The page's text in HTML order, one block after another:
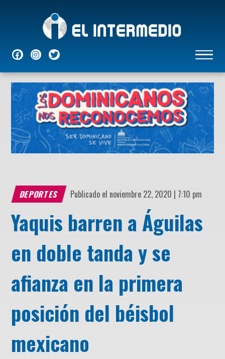
NACIONALES INTERNACIONALESECONÓMICASDEPORTES ENTRETENIMIENTO
DEPORTES Publicado el noviembre 22, 2020 | 7:10 pm
Yaquis barren a Águilas
en doble tanda y se
afianza en la primera
posición del béisbol
mexicano